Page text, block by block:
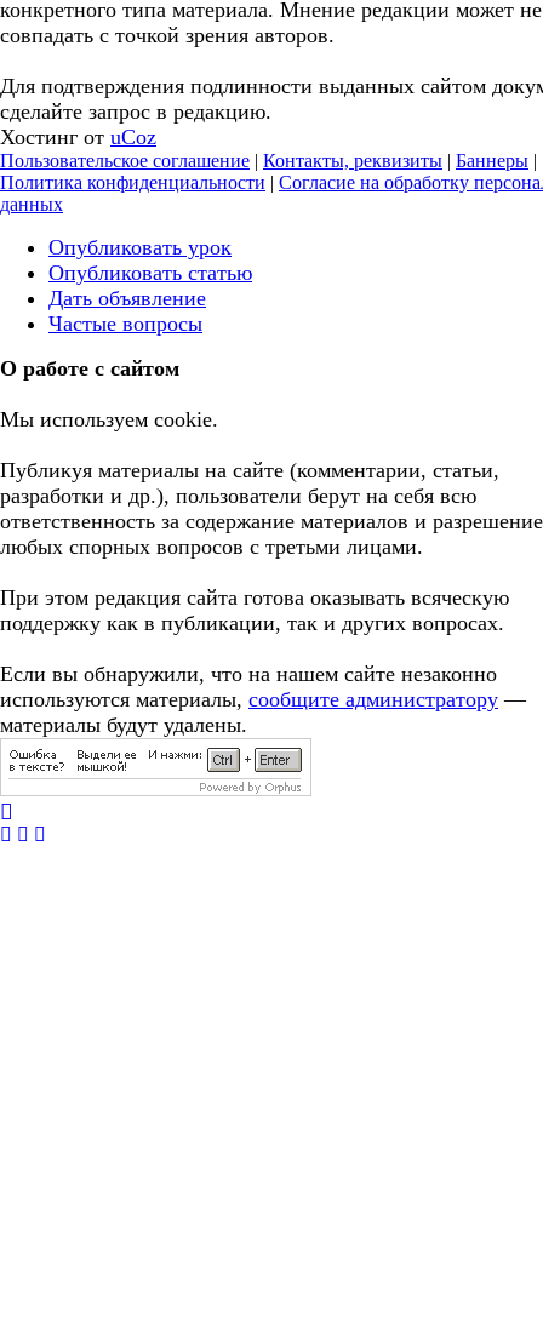
конкретного типа материала. Мнение редакции может не
совпадать с точкой зрения авторов.
Для подтверждения подлинности выданных сайтом
сделайте запрос в редакцию.
Хостинг от uCoz
Пользовательское соглашение | Контакты, реквизиты | Баннеры |
Политика конфиденциальности | Согласие на обработку
данных
Опубликовать урок
Опубликовать статью
Дать объявление
Частые вопросы
О работе с сайтом
Мы используем cookie.
Публикуя материалы на сайте (комментарии, статьи,
разработки и др.), пользователи берут на себя всю
ответственность за содержание материалов и разрешение
любых спорных вопросов с третьми лицами.
При этом редакция сайта готова оказывать всяческую
поддержку как в публикации, так и других вопросах.
Если вы обнаружили, что на нашем сайте незаконно
используются материалы, сообщите администратору —
материалы будут удалены.